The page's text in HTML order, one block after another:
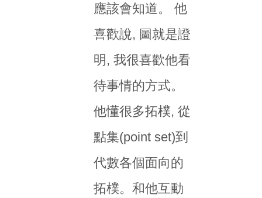
應該會知道。 他
喜歡說, 圖就是證
明, 我很喜歡他看
待事情的方式。
他懂很多拓樸, 從
點集(point set)到
代數各個面向的
拓樸。和他互動